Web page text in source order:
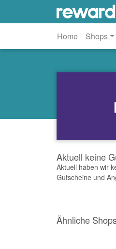
Home Shops
Aktuell keine
Aktuell haben wir
Gutscheine und
Ähnliche